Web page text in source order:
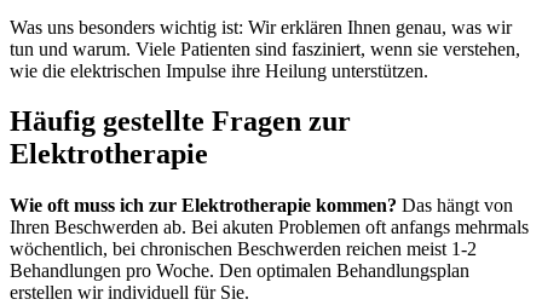
Was uns besonders wichtig ist: Wir erklären Ihnen genau, was wir
tun und warum. Viele Patienten sind fasziniert, wenn sie verstehen,
wie die elektrischen Impulse ihre Heilung unterstützen.
Häufig gestellte Fragen zur
Elektrotherapie
Wie oft muss ich zur Elektrotherapie kommen? Das hängt von
Ihren Beschwerden ab. Bei akuten Problemen oft anfangs mehrmals
wöchentlich, bei chronischen Beschwerden reichen meist 1-2
Behandlungen pro Woche. Den optimalen Behandlungsplan
erstellen wir individuell für Sie.